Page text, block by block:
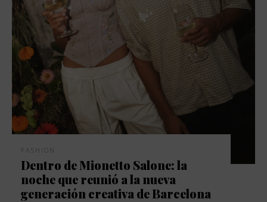
FASHION
Dentro de Mionetto Salone: la
noche que reunió a la nueva
generación creativa de Barcelona